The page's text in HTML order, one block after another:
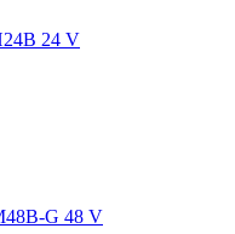
24 V
G 48 V